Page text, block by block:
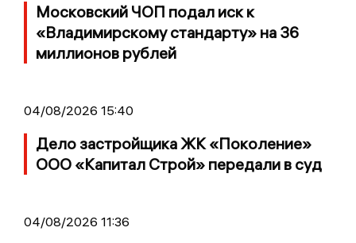
Московский ЧОП подал иск к
«Владимирскому стандарту» на 36
миллионов рублей
04/08/2026 15:40
Дело застройщика ЖК «Поколение»
ООО «Капитал Строй» передали в суд
04/08/2026 11:36